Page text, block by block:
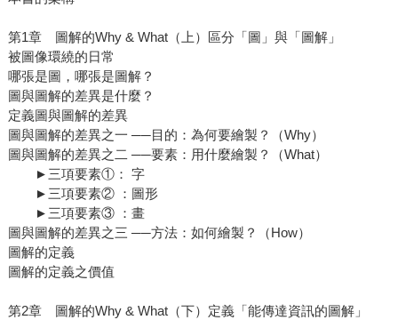
第1章 圖解的Why & What（上）區分「圖」與「圖解」
被圖像環繞的日常
哪張是圖，哪張是圖解？
圖與圖解的差異是什麼？
定義圖與圖解的差異
圖與圖解的差異之一 ──目的：為何要繪製？（Why）
圖與圖解的差異之二 ──要素：用什麼繪製？（What）
►三項要素①： 字
►三項要素② ：圖形
►三項要素③ ：畫
圖與圖解的差異之三 ──方法：如何繪製？（How）
圖解的定義
圖解的定義之價值
第2章 圖解的Why & What（下）定義「能傳達資訊的圖解」